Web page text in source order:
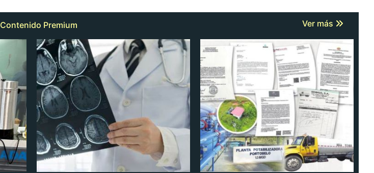
Contenido Premium Ver más